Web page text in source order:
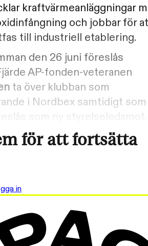
kraftvärmeanläggningar
och jobbar för
till industriell etablering.
den 26 juni föreslås
AP-fonden-veteranen
ta över klubban som
i Nordbex samtidigt som
som ny styrelseledamot.
för att fortsätta
in